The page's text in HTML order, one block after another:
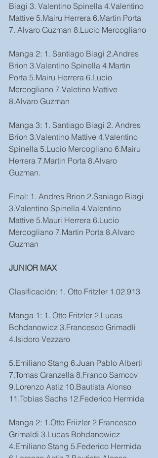
Biagi 3. Valentino Spinella 4.Valentino
Mattive 5.Mairu Herrera 6.Martin Porta
7. Alvaro Guzman 8.Lucio Mercogliano
Manga 2: 1. Santiago Biagi 2.Andres
Brion 3.Valentino Spinella 4.Martin
Porta 5.Mairu Herrera 6.Lucio
Mercogliano 7.Valetino Mattive
8.Alvaro Guzman
Manga 3: 1. Santiago Biagi 2. Andres
Brion 3.Valentino Mattive 4.Valentino
Spinella 5.Lucio Mercogliano 6.Mairu
Herrera 7.Martin Porta 8.Alvaro
Guzman.
Final: 1. Andres Brion 2.Saniago Biagi
3.Valentino Spinella 4.Valentino
Mattive 5.Mauri Herrera 6.Lucio
Mercogliano 7.Martin Porta 8.Alvaro
Guzman
JUNIOR MAX
Clasificación: 1. Otto Fritzler 1.02.913
Manga 1: 1. Otto Fritzler 2.Lucas
Bohdanowicz 3.Francesco Grimadli
4.Isidoro Vezzaro
5.Emiliano Stang 6.Juan Pablo Alberti
7.Tomas Granzella 8.Franco Samcov
9.Lorenzo Astiz 10.Bautista Alonso
11.Tobias Sachs 12.Federico Hermida
Manga 2: 1.Otto Friizler 2.Francesco
Grimaldi 3.Lucas Bohdanowicz
4.Emiliano Stang 5.Federico Hermida